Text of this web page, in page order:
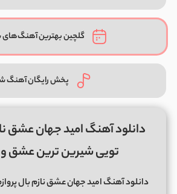
گلچین بهترین آهنگ‌های
پخش رایگان آهنگ
دانلود آهنگ امید جهان عشق
تویی شیرین ترین عشق و
دانلود آهنگ امید جهان عشق نازم بال